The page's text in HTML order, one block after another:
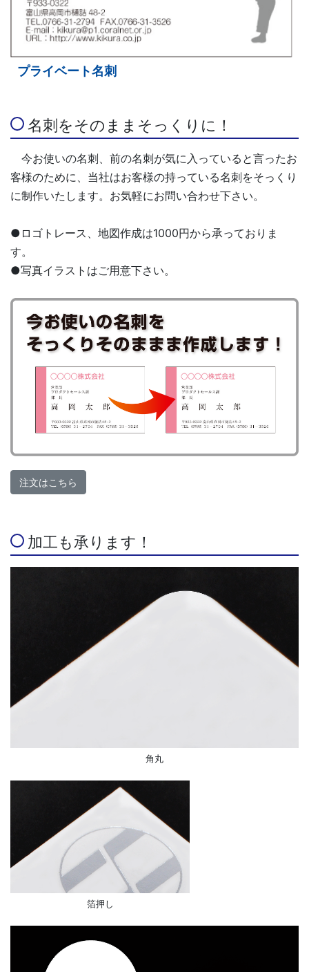
プライベート名刺
名刺をそのままそっくりに！
今お使いの名刺、前の名刺が気に入っていると言ったお
客様のために、当社はお客様の持っている名刺をそっくり
に制作いたします。お気軽にお問い合わせ下さい。
●ロゴトレース、地図作成は1000円から承っておりま
す。
●写真イラストはご用意下さい。
注文はこちら
加工も承ります！
角丸
箔押し